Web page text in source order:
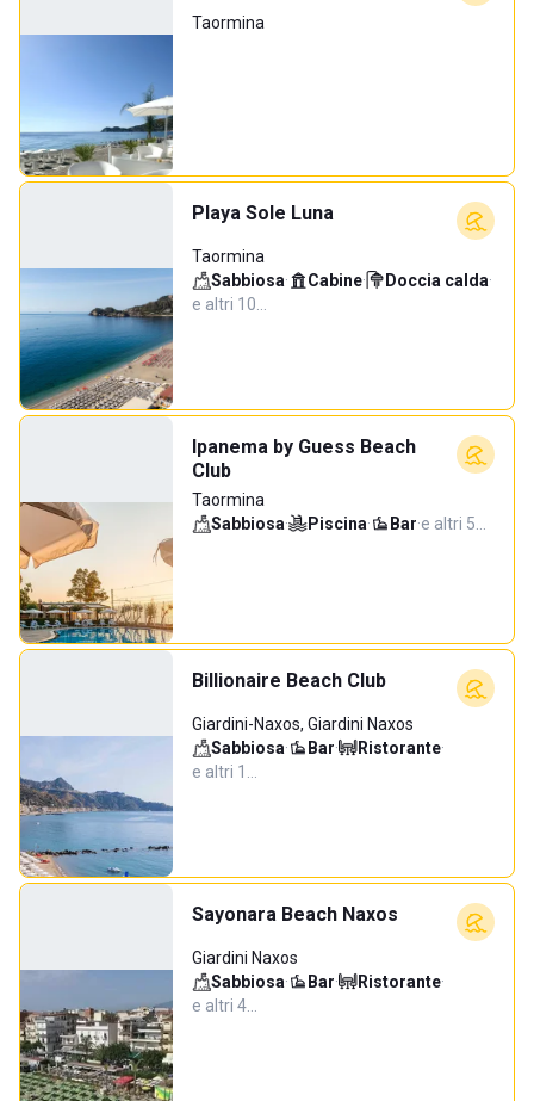
Taormina
Playa Sole Luna
Taormina
Sabbiosa· Cabine· Doccia calda·
e altri 10…
Ipanema by Guess Beach
Club
Taormina
Sabbiosa· Piscina· Bar·e altri 5…
Billionaire Beach Club
Giardini-Naxos, Giardini Naxos
Sabbiosa· Bar· Ristorante·
e altri 1…
Sayonara Beach Naxos
Giardini Naxos
Sabbiosa· Bar· Ristorante·
e altri 4…